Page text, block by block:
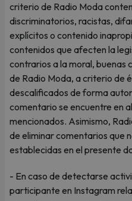
criterio de Radio Moda
discriminatorios, racistas,
explícitos o contenido
contenidos que afecten la
contrarios a la moral, buenas
de Radio Moda, a criterio de
descalificados de forma
comentario se encuentre en
mencionados. Asimismo,
de eliminar comentarios que
establecidas en el presente
- En caso de detectarse
participante en Instagram